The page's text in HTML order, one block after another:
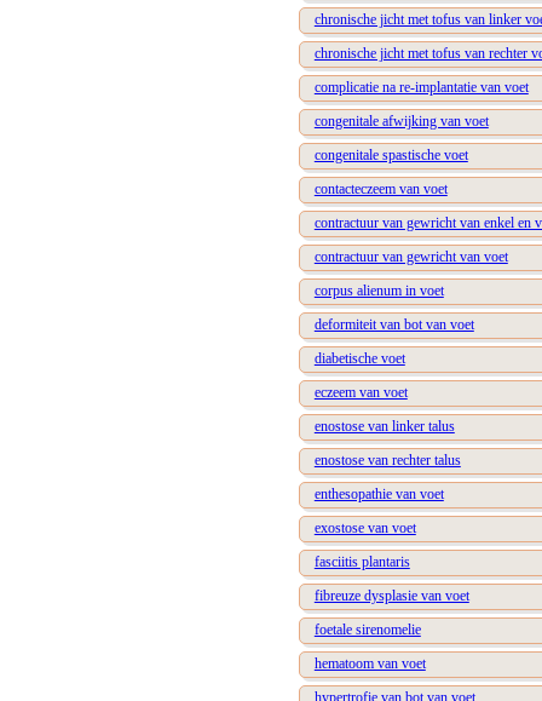
chronische jicht met tofus van linker
chronische jicht met tofus van rechter
complicatie na re-implantatie van voet
congenitale afwijking van voet
congenitale spastische voet
contacteczeem van voet
contractuur van gewricht van enkel en
contractuur van gewricht van voet
corpus alienum in voet
deformiteit van bot van voet
diabetische voet
eczeem van voet
enostose van linker talus
enostose van rechter talus
enthesopathie van voet
exostose van voet
fasciitis plantaris
fibreuze dysplasie van voet
foetale sirenomelie
hematoom van voet